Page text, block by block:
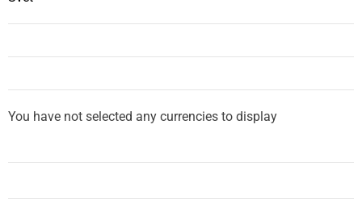
You have not selected any currencies to display